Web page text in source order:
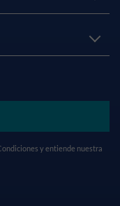
y entiende nuestra